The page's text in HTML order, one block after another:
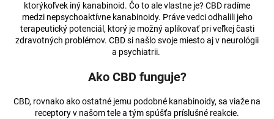
ktorýkoľvek iný kanabinoid. Čo to ale vlastne je? CBD radíme
medzi nepsychoaktívne kanabinoidy. Práve vedci odhalili jeho
terapeutický potenciál, ktorý je možný aplikovať pri veľkej časti
zdravotných problémov. CBD si našlo svoje miesto aj v neurológii
a psychiatrii.
Ako CBD funguje?
CBD, rovnako ako ostatné jemu podobné kanabinoidy, sa viaže na
receptory v našom tele a tým spúšťa príslušné reakcie.
b
u
e